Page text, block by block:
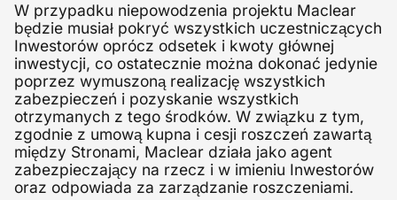
W przypadku niepowodzenia projektu Maclear
będzie musiał pokryć wszystkich uczestniczących
Inwestorów oprócz odsetek i kwoty głównej
inwestycji, co ostatecznie można dokonać jedynie
poprzez wymuszoną realizację wszystkich
zabezpieczeń i pozyskanie wszystkich
otrzymanych z tego środków. W związku z tym,
zgodnie z umową kupna i cesji roszczeń zawartą
między Stronami, Maclear działa jako agent
zabezpieczający na rzecz i w imieniu Inwestorów
oraz odpowiada za zarządzanie roszczeniami.